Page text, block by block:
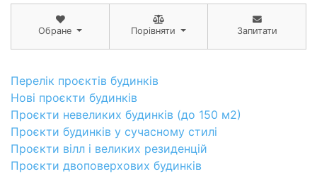
Обране Порівняти Запитати
Перелік проєктів будинків
Нові проєкти будинків
Проєкти невеликих будинків (до 150 м2)
Проєкти будинків у сучасному стилі
Проєкти вілл і великих резиденцій
Проєкти двоповерхових будинків